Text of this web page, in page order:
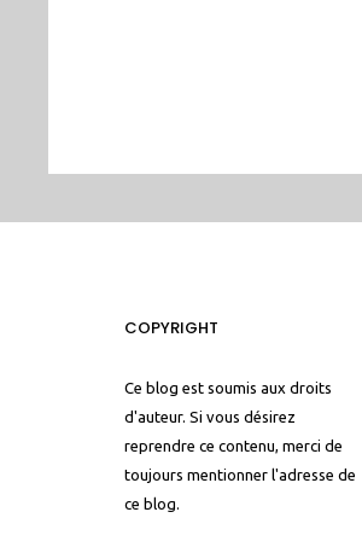
COPYRIGHT
Ce blog est soumis aux droits
d'auteur. Si vous désirez
reprendre ce contenu, merci de
toujours mentionner l'adresse de
ce blog.